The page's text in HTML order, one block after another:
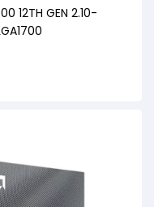
12TH GEN 2.10-